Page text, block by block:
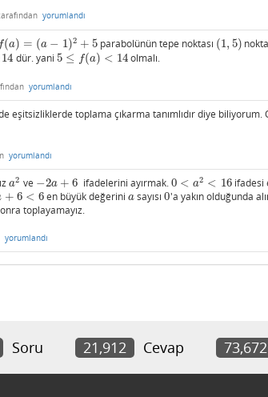
yorumlandı
f(a) = (a − 1)2 + 5
f(a)=( a− 1)2 +5 parabolünün tepe noktası (1, 5)
(1,5)
14
14 dür. yani 5 ≤ f(a) < 14
5≤f(a )<14 olmalı.
yorumlandı
eşitsizliklerde toplama çıkarma tanımlıdır diye biliyorum.
yorumlandı
a2
a2 ve −2a + 6
−2a+ 6 ifadelerini ayırmak.0 < a2 < 16
0<a2<16 ifadesi
+ 6 < 6
6 en büyük değerinia
a sayısı0
0'a yakın olduğunda
toplayamayız.
yorumlandı
Soru 21,912 Cevap 73,672